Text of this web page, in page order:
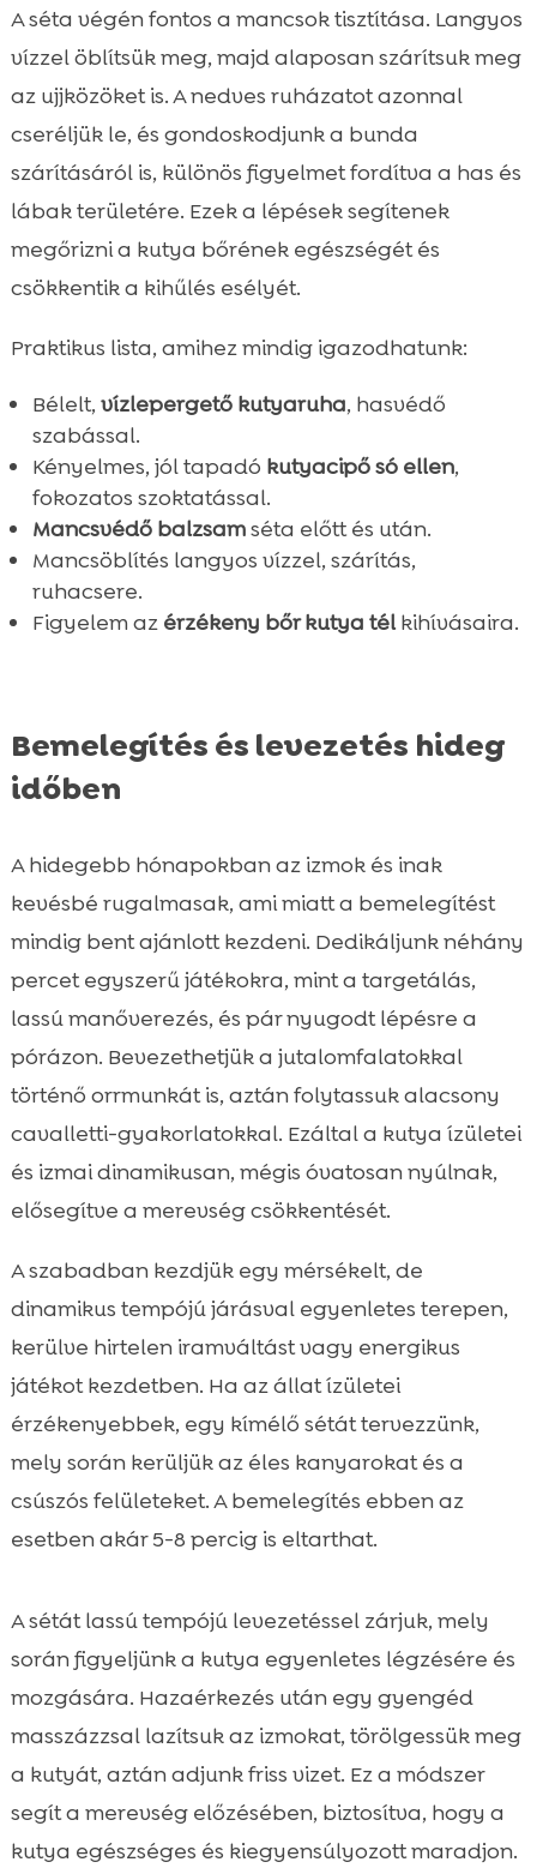
A séta végén fontos a mancsok tisztítása. Langyos
vízzel öblítsük meg, majd alaposan szárítsuk meg
az ujjközöket is. A nedves ruházatot azonnal
cseréljük le, és gondoskodjunk a bunda
szárításáról is, különös figyelmet fordítva a has és
lábak területére. Ezek a lépések segítenek
megőrizni a kutya bőrének egészségét és
csökkentik a kihűlés esélyét.
Praktikus lista, amihez mindig igazodhatunk:
Bélelt, vízlepergető kutyaruha, hasvédő
szabással.
Kényelmes, jól tapadó kutyacipő só ellen,
fokozatos szoktatással.
Mancsvédő balzsamséta előtt és után.
Mancsöblítés langyos vízzel, szárítás,
ruhacsere.
Figyelem az érzékeny bőr kutya télkihívásaira.
Bemelegítés és levezetés hideg
időben
A hidegebb hónapokban az izmok és inak
kevésbé rugalmasak, ami miatt a bemelegítést
mindig bent ajánlott kezdeni. Dedikáljunk néhány
percet egyszerű játékokra, mint a targetálás,
lassú manőverezés, és pár nyugodt lépésre a
pórázon. Bevezethetjük a jutalomfalatokkal
történő orrmunkát is, aztán folytassuk alacsony
cavalletti-gyakorlatokkal. Ezáltal a kutya ízületei
és izmai dinamikusan, mégis óvatosan nyúlnak,
elősegítve a merevség csökkentését.
A szabadban kezdjük egy mérsékelt, de
dinamikus tempójú járásval egyenletes terepen,
kerülve hirtelen iramváltást vagy energikus
játékot kezdetben. Ha az állat ízületei
érzékenyebbek, egy kímélő sétát tervezzünk,
mely során kerüljük az éles kanyarokat és a
csúszós felületeket. A bemelegítés ebben az
esetben akár 5-8 percig is eltarthat.
A sétát lassú tempójú levezetéssel zárjuk, mely
során figyeljünk a kutya egyenletes légzésére és
mozgására. Hazaérkezés után egy gyengéd
masszázzsal lazítsuk az izmokat, törölgessük meg
a kutyát, aztán adjunk friss vizet. Ez a módszer
segít a merevség előzésében, biztosítva, hogy a
kutya egészséges és kiegyensúlyozott maradjon.